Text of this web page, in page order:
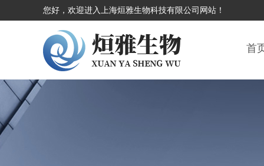
您好，欢迎进入上海烜雅生物科技有限公司网站！
首